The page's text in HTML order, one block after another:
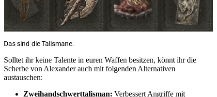
Das sind die Talismane.
Solltet ihr keine Talente in euren Waffen besitzen, könnt ihr die
Scherbe von Alexander auch mit folgenden Alternativen
austauschen:
Zweihandschwerttalisman: Verbessert Angriffe mit